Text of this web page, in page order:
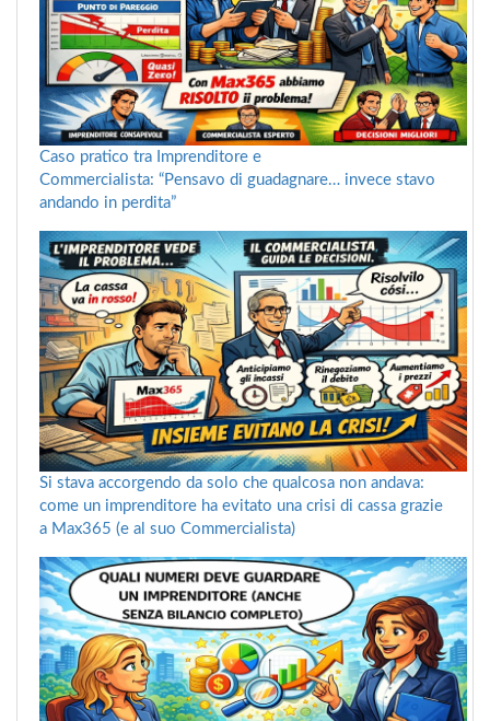
Caso pratico tra Imprenditore e
Commercialista: “Pensavo di guadagnare… invece stavo
andando in perdita”
Si stava accorgendo da solo che qualcosa non andava:
come un imprenditore ha evitato una crisi di cassa grazie
a Max365 (e al suo Commercialista)